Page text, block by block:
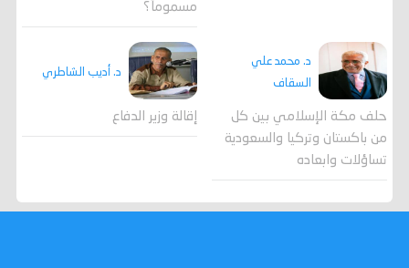
مسموماً؟
د. محمد علي
السقاف
حلف مكة الإسلامي بين كل
من باكستان وتركيا والسعودية
تساؤلات وابعاده
د. أديب الشاطري
إقالة وزير الدفاع